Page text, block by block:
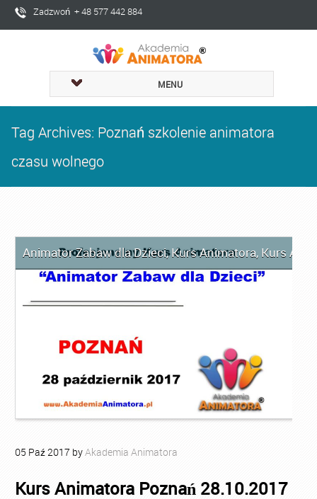
Zadzwoń + 48 577 442 884
MENU
Tag Archives: Poznań szkolenie animatora
czasu wolnego
Animator Zabaw dla Dzieci,Kurs Animatora, Kurs
05 Paź2017 byAkademia Animatora
Kurs Animatora Poznań 28.10.2017